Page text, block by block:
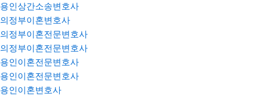
용인상간소송변호사
의정부이혼변호사
의정부이혼전문변호사
의정부이혼전문변호사
용인이혼전문변호사
용인이혼전문변호사
용인이혼변호사